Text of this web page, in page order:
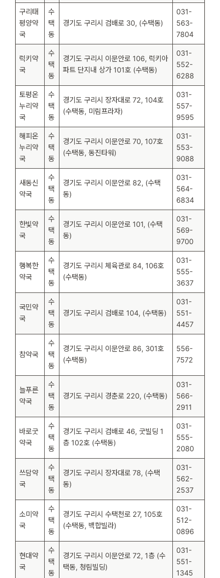
구리태
평양약
국
수
택
동
경기도 구리시 검배로 30, (수택동)
031-
563-
7804
럭키약
국
수
택
동
경기도 구리시 이문안로 106, 럭키아
파트 단지내 상가 101호 (수택동)
031-
552-
6288
토평온
누리약
국
수
택
동
경기도 구리시 장자대로 72, 104호
(수택동, 미림프라자)
031-
557-
9595
해피온
누리약
국
수
택
동
경기도 구리시 이문안로 70, 107호
(수택동, 동진타워)
031-
553-
9088
새동신
약국
수
택
동
경기도 구리시 이문안로 82, (수택
동)
031-
564-
6834
한빛약
국
수
택
동
경기도 구리시 이문안로 101, (수택
동)
031-
569-
9700
행복한
약국
수
택
동
경기도 구리시 체육관로 84, 106호
(수택동)
031-
555-
3637
국민약
국
수
택
동
경기도 구리시 검배로 104, (수택동)
031-
551-
4457
참약국
수
택
동
경기도 구리시 이문안로 86, 301호
(수택동)
556-
7572
늘푸른
약국
수
택
동
경기도 구리시 경춘로 220, (수택동)
031-
566-
2911
바로굿
약국
수
택
동
경기도 구리시 검배로 46, 굿빌딩 1
층 102호 (수택동)
031-
555-
2080
쓰담약
국
수
택
동
경기도 구리시 장자대로 78, (수택
동)
031-
562-
2537
소미약
국
수
택
동
경기도 구리시 수택천로 27, 105호
(수택동, 백합빌라)
031-
512-
0896
현대약
국
수
택
동
경기도 구리시 이문안로 72, 1층 (수
택동, 청림빌딩)
031-
551-
1345